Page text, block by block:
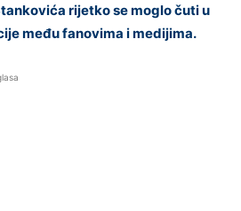
rijetko se moglo čuti u
među fanovima i medijima.